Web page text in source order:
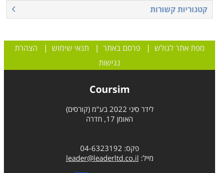
קטגוריות קשורות
מפת אתר לגולש |פרסם באתר | תנאי שימוש | הצהרת
נגישות
Coursim
לידר סיני 2022 בע"מ (קורסים)
האומן 17, חדרה
פקס: 04-6323192
מייל: leader@leaderltd.co.il